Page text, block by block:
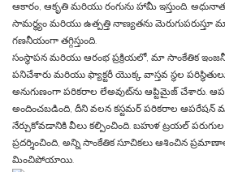
ఆకారం, ఆకృతి మరియు రంగును హామీ ఇస్తుంది.
సామర్థ్యం మరియు ఉత్పత్తి నాణ్యతను
గణనీయంగా తగ్గిస్తుంది.
సంస్థాపన మరియు ఆరంభ ప్రక్రియలో, మా సాంకేతిక
పనిచేశారు మరియు ఫ్యాక్టరీ యొక్క వాస్తవ స్థల
అనుగుణంగా పరికరాల లేఅవుట్‌ను ఆప్టిమైజ్ చేశారు.
అందించబడింది, దీని వలన కస్టమర్ పరికరాల ఆపరేషన్
నేర్చుకోవడానికి వీలు కల్పించింది. బహుళ ట్రయల్
ప్రదర్శించింది, అన్ని సాంకేతిక సూచికలు ఆశించిన
మించిపోయాయి.